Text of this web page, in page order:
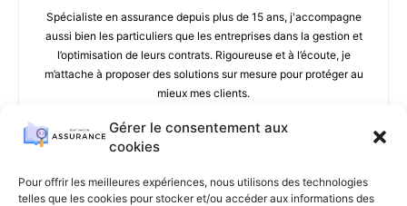
Gérer le consentement aux
cookies
Pour offrir les meilleures expériences, nous utilisons des technologies
telles que les cookies pour stocker et/ou accéder aux informations des
Spécialiste en assurance depuis plus de 15 ans, j'accompagne
aussi bien les particuliers que les entreprises dans la gestion et
l’optimisation de leurs contrats. Rigoureuse et à l’écoute, je
m’attache à proposer des solutions sur mesure pour protéger au
mieux mes clients.
ARTICLES SIMILAIRES